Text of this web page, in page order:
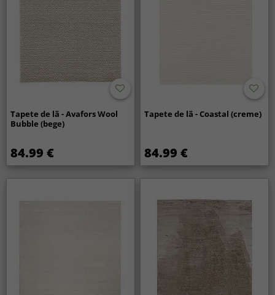
Tapete de lã - Avafors Wool
Bubble (bege)
84.99 €
Tapete de lã - Coastal (creme)
84.99 €